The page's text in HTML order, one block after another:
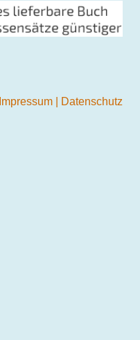
Impressum Datenschutz